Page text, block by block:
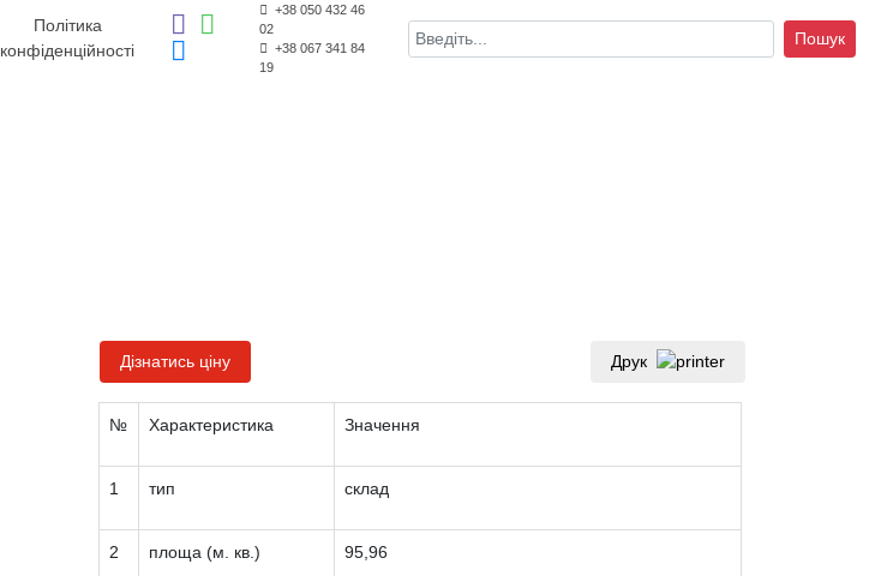
Політика
конфіденційності
+38 050 432 46
02
+38 067 341 84
19
Пошук
Дізнатись ціну Друк
№ Характеристика Значення
1 тип склад
2 площа (м. кв.) 95,96